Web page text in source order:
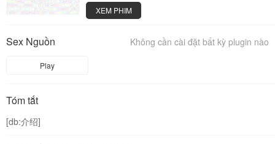
XEM PHIM
Không cần cài đặt bất kỳ plugin nào
Sex Nguồn
Play
Tóm tắt
[db:介绍]